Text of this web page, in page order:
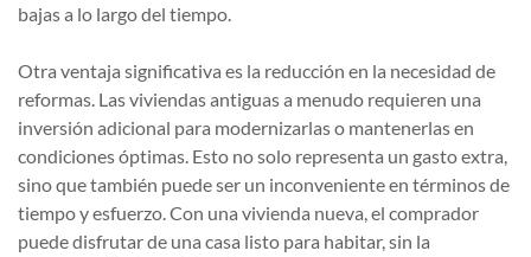
bajas a lo largo del tiempo.
Otra ventaja significativa es la reducción en la necesidad de
reformas. Las viviendas antiguas a menudo requieren una
inversión adicional para modernizarlas o mantenerlas en
condiciones óptimas. Esto no solo representa un gasto extra,
sino que también puede ser un inconveniente en términos de
tiempo y esfuerzo. Con una vivienda nueva, el comprador
puede disfrutar de una casa listo para habitar, sin la